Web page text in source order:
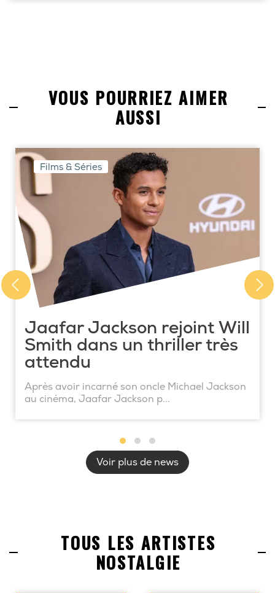
VOUS POURRIEZ AIMER
AUSSI
Films & Séries
Jaafar Jackson rejoint Will
Smith dans un thriller très
attendu
Après avoir incarné son oncle Michael Jackson
au cinéma, Jaafar Jackson p...
Voir plus de news
TOUS LES ARTISTES
NOSTALGIE